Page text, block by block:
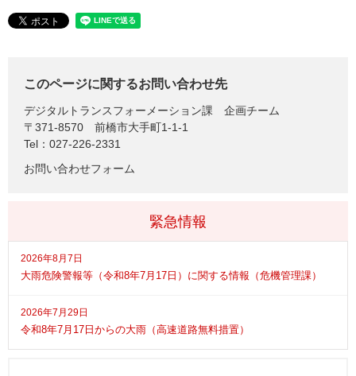
このページに関するお問い合わせ先
デジタルトランスフォーメーション課
企画チーム
〒371-8570
前橋市大手町1-1-1
Tel：027-226-2331
お問い合わせフォーム
緊急情報
2026年8月7日
大雨危険警報等（令和8年7月17日）に関する情報（危機管理課）
2026年7月29日
令和8年7月17日からの大雨（高速道路無料措置）